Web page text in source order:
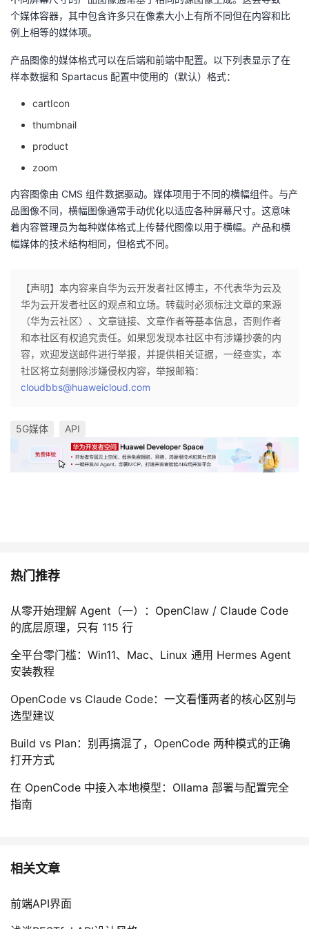
个媒体容器，其中包含许多只在像素大小上有所不同但在内容和比
例上相等的媒体项。
产品图像的媒体格式可以在后端和前端中配置。以下列表显示了在
样本数据和 Spartacus 配置中使用的（默认）格式：
cartIcon
thumbnail
product
zoom
内容图像由 CMS 组件数据驱动。媒体项用于不同的横幅组件。与产
品图像不同，横幅图像通常手动优化以适应各种屏幕尺寸。这意味
着内容管理员为每种媒体格式上传替代图像以用于横幅。产品和横
幅媒体的技术结构相同，但格式不同。
【声明】本内容来自华为云开发者社区博主，不代表华为云及
华为云开发者社区的观点和立场。转载时必须标注文章的来源
（华为云社区）、文章链接、文章作者等基本信息，否则作者
和本社区有权追究责任。如果您发现本社区中有涉嫌抄袭的内
容，欢迎发送邮件进行举报，并提供相关证据，一经查实，本
社区将立刻删除涉嫌侵权内容，举报邮箱：
cloudbbs@huaweicloud.com
5G媒体 API
热门推荐
从零开始理解 Agent（一）：OpenClaw / Claude Code
的底层原理，只有 115 行
全平台零门槛：Win11、Mac、Linux 通用 Hermes Agent
安装教程
OpenCode vs Claude Code：一文看懂两者的核心区别与
选型建议
Build vs Plan：别再搞混了，OpenCode 两种模式的正确
打开方式
在 OpenCode 中接入本地模型：Ollama 部署与配置完全
指南
相关文章
前端API界面